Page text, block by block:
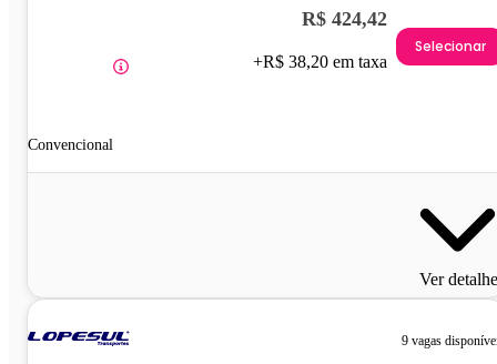
Convencional
R$ 424,42
+R$ 38,20 em taxa
Selecionar
Ver
9 vagas